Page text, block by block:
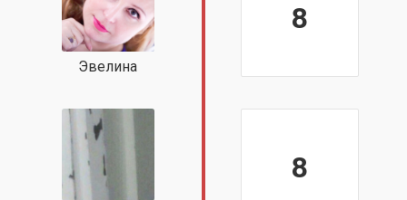
Эвелина
8
8